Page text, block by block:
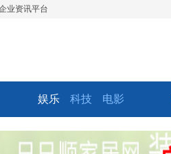
业资讯平台
娱乐 科技 电影